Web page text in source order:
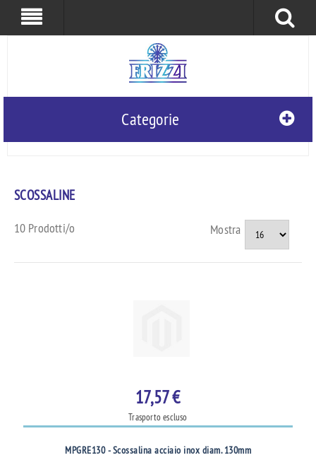
Categorie
SCOSSALINE
10 Prodotti/o Mostra
17,57 €
Trasporto escluso
MPGRE130 - Scossalina acciaio inox diam. 130mm